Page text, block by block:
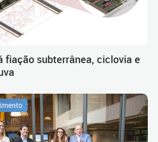
fiação subterrânea, ciclovia e